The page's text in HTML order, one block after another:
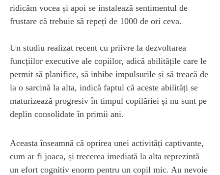
ridicăm vocea și apoi se instalează sentimentul de
frustare că trebuie să repeți de 1000 de ori ceva.
Un studiu realizat recent cu priivre la dezvoltarea
funcțiilor executive ale copiilor, adică abilitățile care le
permit să planifice, să inhibe impulsurile și să treacă de
la o sarcină la alta, indică faptul că aceste abilități se
maturizează progresiv în timpul copilăriei și nu sunt pe
deplin consolidate în primii ani.
Aceasta înseamnă că oprirea unei activități captivante,
cum ar fi joaca, și trecerea imediată la alta reprezintă
un efort cognitiv enorm pentru un copil mic. Au nevoie